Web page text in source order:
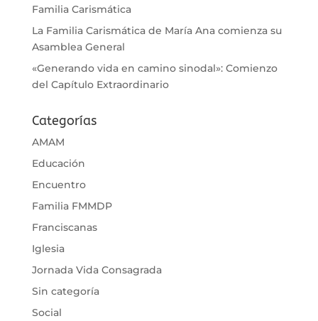
Familia Carismática
La Familia Carismática de María Ana comienza su
Asamblea General
«Generando vida en camino sinodal»: Comienzo
del Capítulo Extraordinario
Categorías
AMAM
Educación
Encuentro
Familia FMMDP
Franciscanas
Iglesia
Jornada Vida Consagrada
Sin categoría
Social